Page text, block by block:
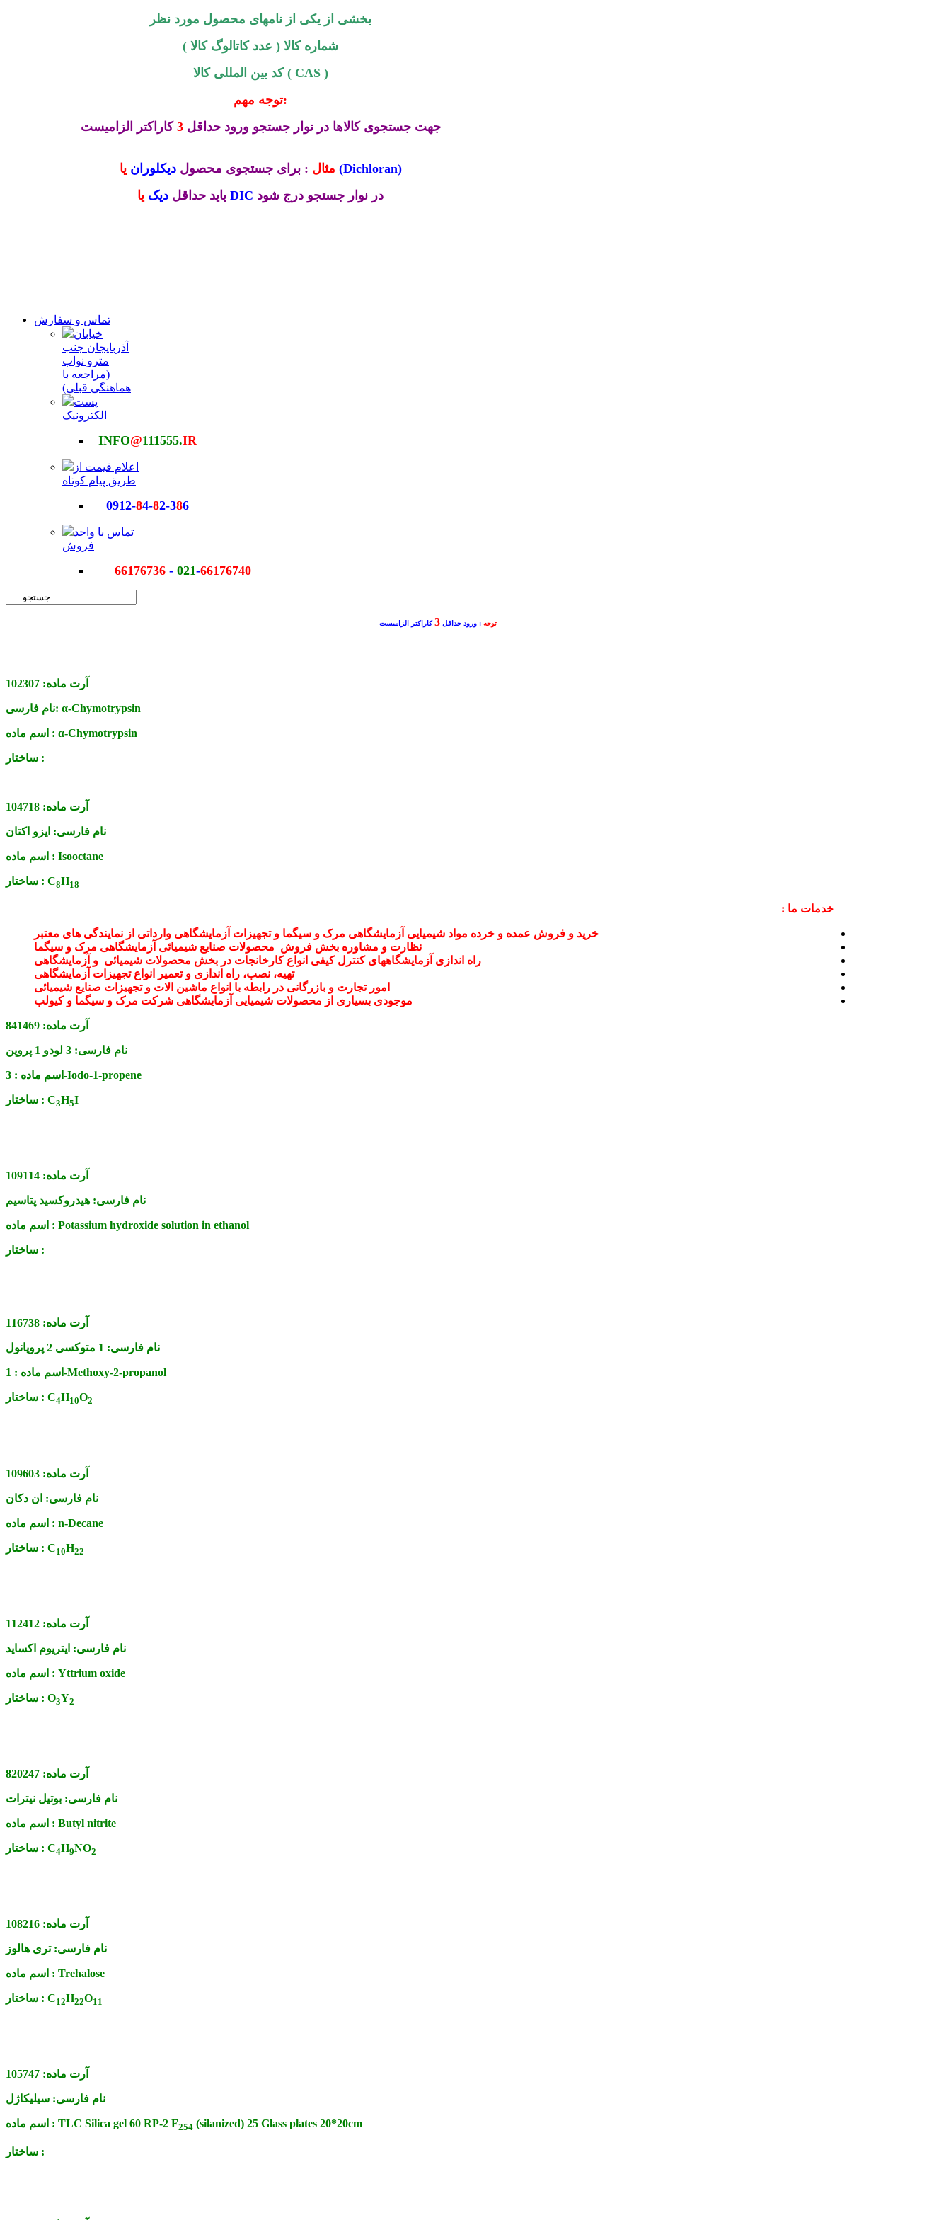
بخشی از یکی از نامهای محصول مورد نظر
شماره کالا ( عدد کاتالوگ کالا )
کد بین المللی کالا ( CAS )
توجه مهم:
جهت جستجوی کالاها در نوار جستجو ورود حداقل3 کاراکتر الزامیست
مثال : برای جستجوی محصولدیکلورانیا (Dichloran)
باید حداقل دیک یا DIC در نوار جستجو درج شود
تماس و سفارش
خیابان
آذربایجان جنب
مترو نواب
(مراجعه با
هماهنگی قبلی)
پست
الکترونیک
INFO@111555.IR
اعلام قیمت از
طریق پیام کوتاه
0912-84-82-386
تماس با واحد
فروش
66176736- 021-66176740
توجه : ورود حداقل3کاراکتر الزامیست
آرت ماده: 102307
نام فارسی: α-Chymotrypsin
اسم ماده : α-Chymotrypsin
ساختار :
آرت ماده: 104718
نام فارسی: ایزو اکتان
اسم ماده : Isooctane
ساختار : C8H18
خدمات ما :
خرید و فروش عمده و خرده مواد شیمیایی آزمایشگاهی مرک و سیگما و تجهیزات آزمایشگاهی وارداتی از نمایندگی های معتبر
نظارت و مشاوره بخش فروش محصولات صنایع شیمیائی آزمایشگاهی مرک و سیگما
راه اندازی آزمایشگاههای کنترل کیفی انواع کارخانجات در بخش محصولات شیمیائی و آزمایشگاهی
تهیه، نصب، راه اندازی و تعمیر انواع تجهیزات آزمایشگاهی
امور تجارت و بازرگانی در رابطه با انواع ماشین الات و تجهیزات صنایع شیمیائی
موجودی بسیاری از محصولات شیمیایی آزمایشگاهی شرکت مرک و سیگما و کیولب
آرت ماده: 841469
نام فارسی: 3 لودو 1 پروپن
اسم ماده : 3-Iodo-1-propene
ساختار : C3H5I
آرت ماده: 109114
نام فارسی: هیدروکسید پتاسیم
اسم ماده : Potassium hydroxide solution in ethanol
ساختار :
آرت ماده: 116738
نام فارسی: 1 متوکسی 2 پروپانول
اسم ماده : 1-Methoxy-2-propanol
ساختار : C4H10O2
آرت ماده: 109603
نام فارسی: ان دکان
اسم ماده : n-Decane
ساختار : C10H22
آرت ماده: 112412
نام فارسی: ایتریوم اکساید
اسم ماده : Yttrium oxide
ساختار : O3Y2
آرت ماده: 820247
نام فارسی: بوتیل نیترات
اسم ماده : Butyl nitrite
ساختار : C4H9NO2
آرت ماده: 108216
نام فارسی: تری هالوز
اسم ماده : Trehalose
ساختار : C12H22O11
آرت ماده: 105747
نام فارسی: سیلیکاژل
اسم ماده : TLC Silica gel 60 RP-2 F254 (silanized) 25 Glass plates 20*20cm
ساختار :